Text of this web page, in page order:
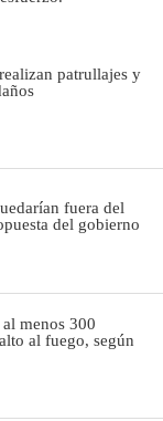
patrullajes y
fuera del
del gobierno
menos 300
al fuego, según